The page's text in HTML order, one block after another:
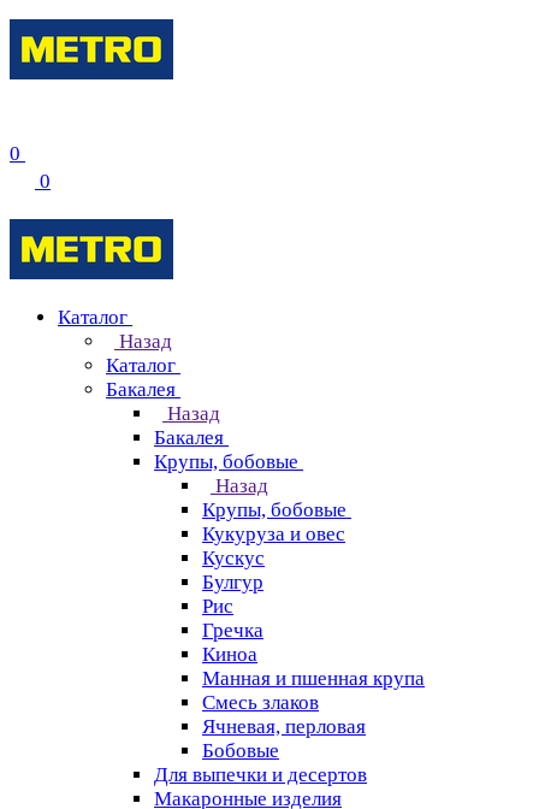
0
0
Каталог
Назад
Каталог
Бакалея
Назад
Бакалея
Крупы, бобовые
Назад
Крупы, бобовые
Кукуруза и овес
Кускус
Булгур
Рис
Гречка
Киноа
Манная и пшенная крупа
Смесь злаков
Ячневая, перловая
Бобовые
Для выпечки и десертов
Макаронные изделия